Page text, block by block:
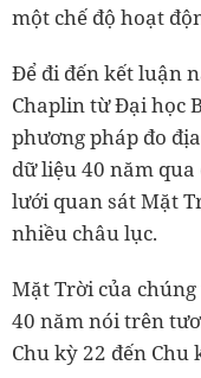
một chế độ hoạt
Để đi đến kết luận
Chaplin từ Đại học
phương pháp đo
dữ liệu 40 năm
lưới quan sát Mặt
nhiều châu lục.
Mặt Trời của
40 năm nói trên
Chu kỳ 22 đến Chu